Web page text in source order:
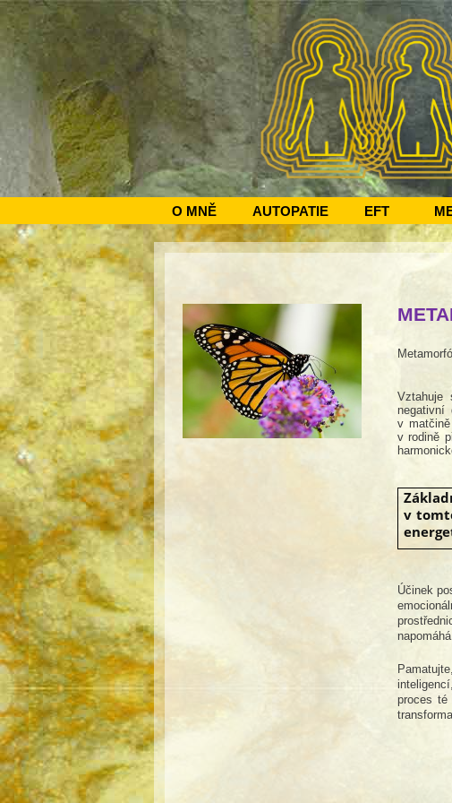
Vztahuje
negativní
v
v rodině
v
Účinek
proces
O MNĚ AUTOPATIE EFT